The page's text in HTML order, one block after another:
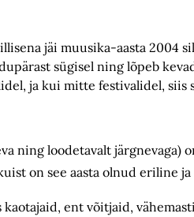
jäi muusika-aasta 2004
sügisel ning lõpeb
ja kui mitte festivalidel,
ning loodetavalt
on see aasta olnud eriline ja
ent võitjaid,